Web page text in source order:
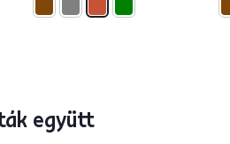
együtt